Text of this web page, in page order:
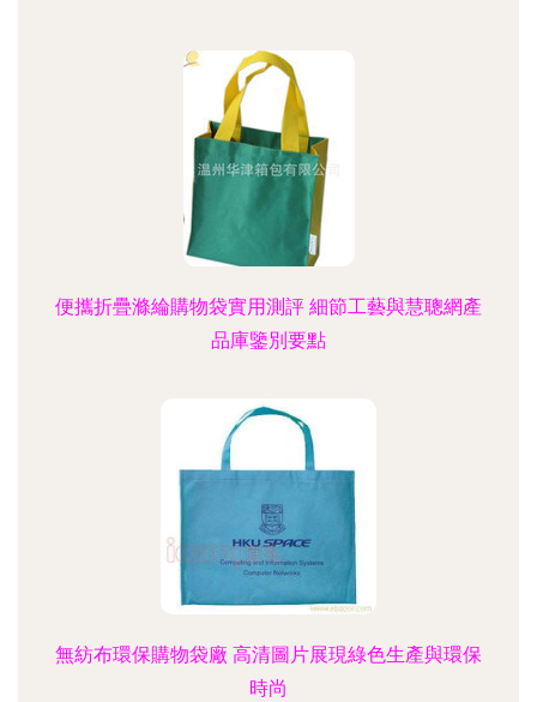
便攜折疊滌綸購物袋實用測評 細節工藝與慧聰網產
品庫鑒別要點
無紡布環保購物袋廠 高清圖片展現綠色生產與環保
時尚